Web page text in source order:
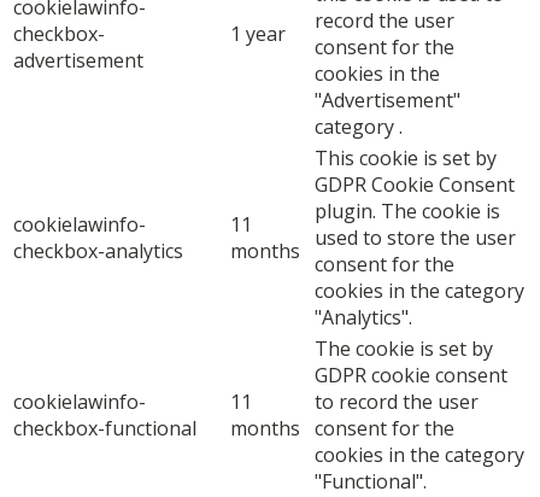
cookielawinfo-
checkbox-
advertisement
1 year
record the user
consent for the
cookies in the
"Advertisement"
category .
cookielawinfo-
checkbox-analytics
11
months
This cookie is set by
GDPR Cookie Consent
plugin. The cookie is
used to store the user
consent for the
cookies in the category
"Analytics".
cookielawinfo-
checkbox-functional
11
months
The cookie is set by
GDPR cookie consent
to record the user
consent for the
cookies in the category
"Functional".